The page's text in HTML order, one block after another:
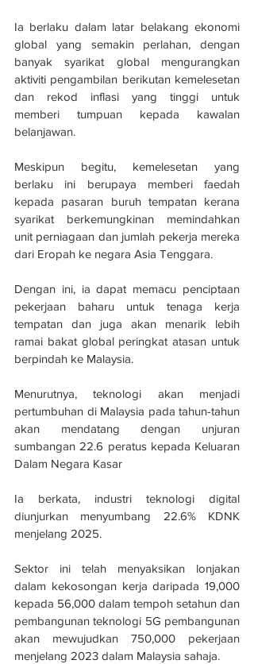
Ia berlaku dalam latar belakang ekonomi
global yang semakin perlahan, dengan
banyak syarikat global mengurangkan
aktiviti pengambilan berikutan kemelesetan
dan rekod inflasi yang tinggi untuk
memberi tumpuan kepada kawalan
belanjawan.
Meskipun begitu, kemelesetan yang
berlaku ini berupaya memberi faedah
kepada pasaran buruh tempatan kerana
syarikat berkemungkinan memindahkan
unit perniagaan dan jumlah pekerja mereka
dari Eropah ke negara Asia Tenggara.
Dengan ini, ia dapat memacu penciptaan
pekerjaan baharu untuk tenaga kerja
tempatan dan juga akan menarik lebih
ramai bakat global peringkat atasan untuk
berpindah ke Malaysia.
Menurutnya, teknologi akan menjadi
pertumbuhan di Malaysia pada tahun-tahun
akan mendatang dengan unjuran
sumbangan 22.6 peratus kepada Keluaran
Dalam Negara Kasar
Ia berkata, industri teknologi digital
diunjurkan menyumbang 22.6% KDNK
menjelang 2025.
Sektor ini telah menyaksikan lonjakan
dalam kekosongan kerja daripada 19,000
kepada 56,000 dalam tempoh setahun dan
pembangunan teknologi 5G pembangunan
akan mewujudkan 750,000 pekerjaan
menjelang 2023 dalam Malaysia sahaja.